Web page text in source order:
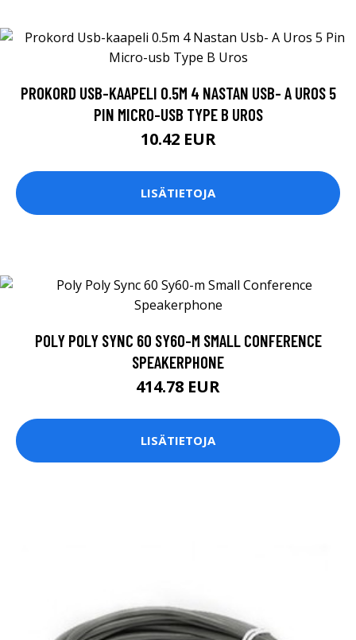
PROKORD USB-KAAPELI 0.5M 4 NASTAN USB- A UROS 5
PIN MICRO-USB TYPE B UROS
10.42 EUR
LISÄTIETOJA
POLY POLY SYNC 60 SY60-M SMALL CONFERENCE
SPEAKERPHONE
414.78 EUR
LISÄTIETOJA